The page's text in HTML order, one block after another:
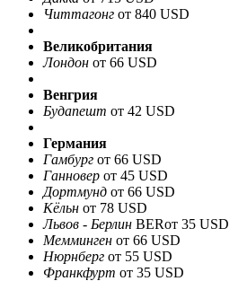
Читтагонг от 840 USD
Великобритания
Лондон от 66 USD
Венгрия
Будапешт от 42 USD
Германия
Гамбург от 66 USD
Ганновер от 45 USD
Дортмунд от 66 USD
Кёльн от 78 USD
Львов - Берлин BERот 35 USD
Мемминген от 66 USD
Нюрнберг от 55 USD
Франкфурт от 35 USD